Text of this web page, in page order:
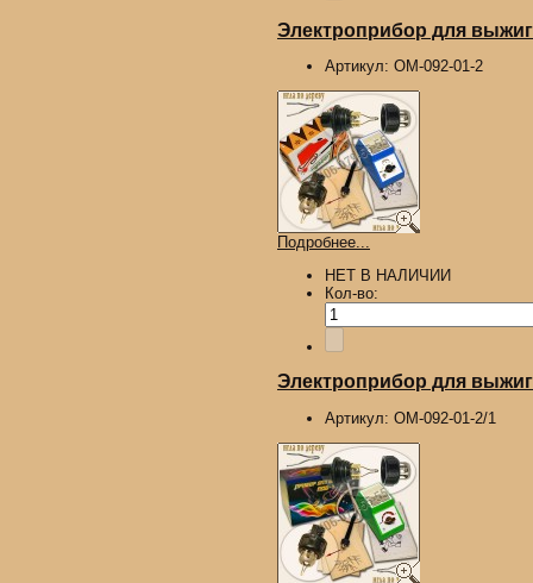
Электроприбор для
Артикул: ОМ-092-01-2
Подробнее...
НЕТ В НАЛИЧИИ
Кол-во:
Электроприбор для
Артикул: ОМ-092-01-2/1